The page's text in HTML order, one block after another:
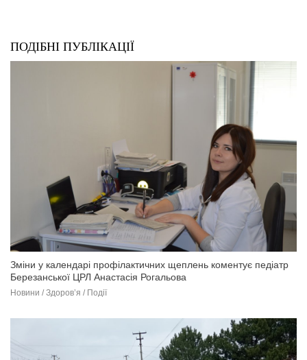
ПОДІБНІ ПУБЛІКАЦІЇ
Зміни у календарі профілактичних щеплень коментує педіатр
Березанської ЦРЛ Анастасія Рогальова
Новини / Здоров’я / Події